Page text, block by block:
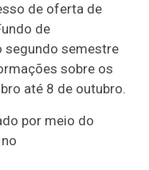
de oferta de
de
segundo semestre
sobre os
até 8 de outubro.
por meio do